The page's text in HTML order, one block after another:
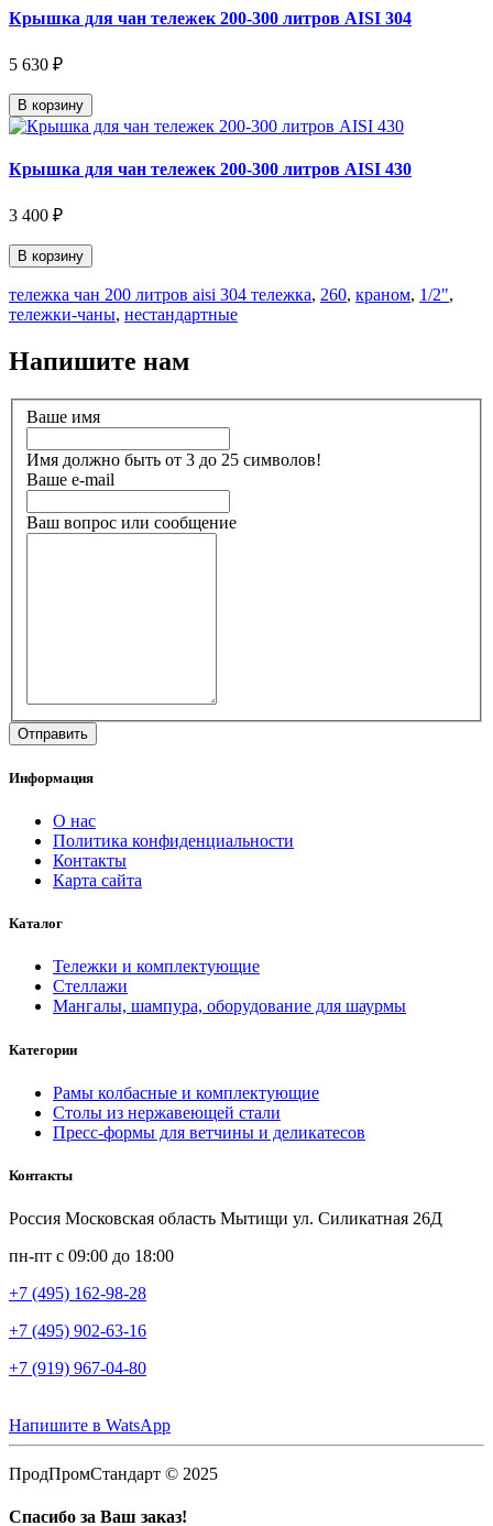
Крышка для чан тележек 200-300 литров AISI 304
5 630 ₽
В корзину
Крышка для чан тележек 200-300 литров AISI 430
3 400 ₽
В корзину
тележка чан 200 литров aisi 304 тележка, 260, краном, 1/2",
тележки-чаны, нестандартные
Напишите нам
Ваше имя
Имя должно быть от 3 до 25 символов!
Ваше e-mail
Ваш вопрос или сообщение
Информация
О нас
Политика конфиденциальности
Контакты
Карта сайта
Каталог
Тележки и комплектующие
Стеллажи
Мангалы, шампура, оборудование для шаурмы
Категории
Рамы колбасные и комплектующие
Столы из нержавеющей стали
Пресс-формы для ветчины и деликатесов
Контакты
Россия Московская область Мытищи ул. Силикатная 26Д
пн-пт с 09:00 до 18:00
+7 (495) 162-98-28
+7 (495) 902-63-16
+7 (919) 967-04-80
Напишите в WatsApp
ПродПромСтандарт © 2025
Спасибо за Ваш заказ!